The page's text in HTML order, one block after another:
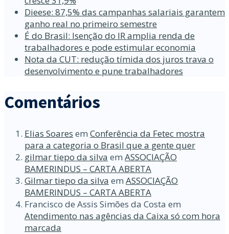
Dieese: 87,5% das campanhas salariais garantem
ganho real no primeiro semestre
É do Brasil: Isenção do IR amplia renda de
trabalhadores e pode estimular economia
Nota da CUT: redução tímida dos juros trava o
desenvolvimento e pune trabalhadores
Comentários
Elias Soares em Conferência da Fetec mostra
para a categoria o Brasil que a gente quer
gilmar tiepo da silva em ASSOCIAÇÃO
BAMERINDUS – CARTA ABERTA
Gilmar tiepo da silva em ASSOCIAÇÃO
BAMERINDUS – CARTA ABERTA
Francisco de Assis Simões da Costa em
Atendimento nas agências da Caixa só com hora
marcada